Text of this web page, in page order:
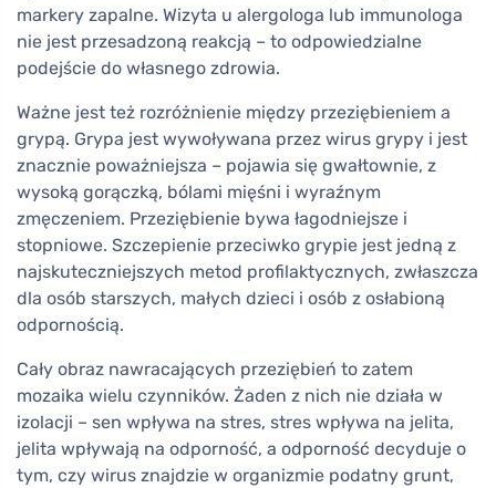
markery zapalne. Wizyta u alergologa lub immunologa
nie jest przesadzoną reakcją – to odpowiedzialne
podejście do własnego zdrowia.
Ważne jest też rozróżnienie między przeziębieniem a
grypą. Grypa jest wywoływana przez wirus grypy i jest
znacznie poważniejsza – pojawia się gwałtownie, z
wysoką gorączką, bólami mięśni i wyraźnym
zmęczeniem. Przeziębienie bywa łagodniejsze i
stopniowe. Szczepienie przeciwko grypie jest jedną z
najskuteczniejszych metod profilaktycznych, zwłaszcza
dla osób starszych, małych dzieci i osób z osłabioną
odpornością.
Cały obraz nawracających przeziębień to zatem
mozaika wielu czynników. Żaden z nich nie działa w
izolacji – sen wpływa na stres, stres wpływa na jelita,
jelita wpływają na odporność, a odporność decyduje o
tym, czy wirus znajdzie w organizmie podatny grunt,